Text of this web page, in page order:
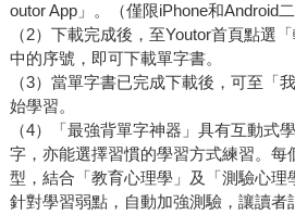
outor App」。（僅限iPhone和Android二
（2）下載完成後，至Youtor首頁點選
中的序號，即可下載單字書。
（3）當單字書已完成下載後，可至「
始學習。
（4）「最強背單字神器」具有互動式
字，亦能選擇習慣的學習方式練習。每
型，結合「教育心理學」及「測驗心理
針對學習弱點，自動加強測驗，讓讀者